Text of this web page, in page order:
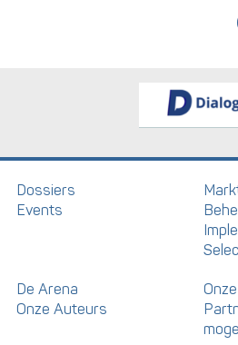
Dossiers
Events
De Arena
Onze Auteurs